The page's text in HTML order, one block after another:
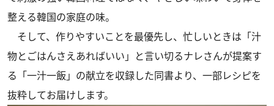
整える韓国の家庭の味。
そして、作りやすいことを最優先し、忙しいときは「汁
物とごはんさえあればいい」と言い切るナレさんが提案す
る「一汁一飯」の献立を収録した同書より、一部レシピを
抜粋してお届けします。